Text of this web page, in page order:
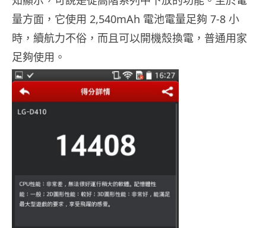
量方面，它使用 2,540mAh 電池電量足夠 7-8 小
時，續航力不俗，而且可以開機殼換電，普通用家
足夠使用。